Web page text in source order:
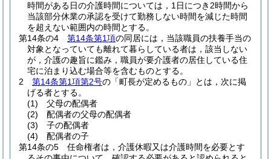
時間がある日の介護時間については，1日につき2時間から
当該部分休業の承認を受けて勤務しない時間を減じた時間
を超えない範囲内の時間とする。
第14条の4
第14条第1項の同居には，当該職員の扶養手当の
対象となっていても離れて暮らしている者は，該当しない
が，介護の趣旨に鑑み，職員が要介護者の居住している住
宅に泊まり込む場合等を含むものとする。
2
第14条第1項第2号の「町長が定めるもの」とは，次に掲
げる者とする。
(1)
父母の配偶者
(2)
配偶者の父母の配偶者
(3)
子の配偶者
(4)
配偶者の子
第14条の5
任命権者は，介護休暇又は介護時間を必要とす